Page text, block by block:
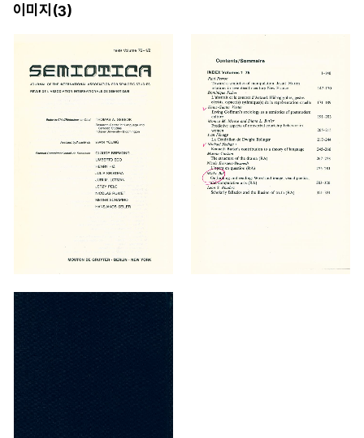
이미지(3)